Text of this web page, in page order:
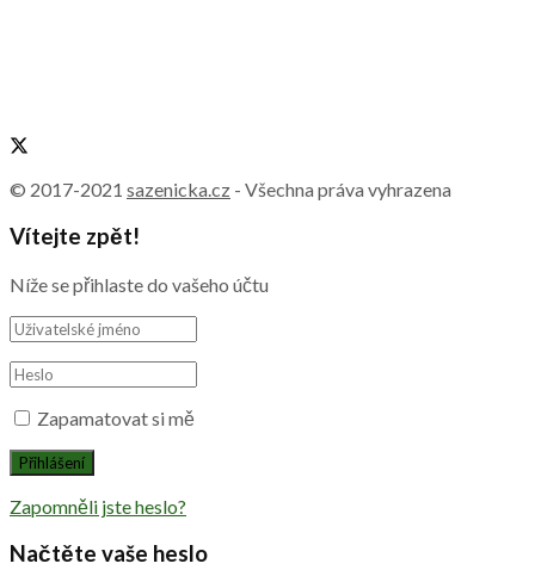
© 2017-2021 sazenicka.cz - Všechna práva vyhrazena
Vítejte zpět!
Níže se přihlaste do vašeho účtu
Zapamatovat si mě
Zapomněli jste heslo?
Načtěte vaše heslo